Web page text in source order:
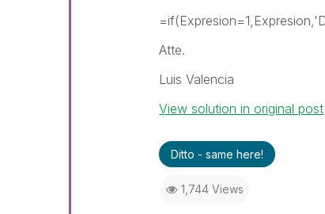
Atte.
Luis Valencia
View solution in original post
Ditto - same here!
1,744 Views